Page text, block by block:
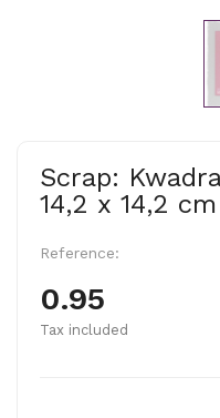
Scrap:
14,2 x 14,2 cm
Reference:
0.95
Tax included